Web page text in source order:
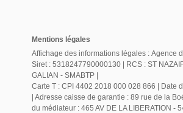
Mentions légales
Affichage des informations légales : Agence
Siret : 5318247790000130 | RCS : ST
GALIAN - SMABTP |
Carte T : CPI 4402 2018 000 028 866 | Date
| Adresse caisse de garantie : 89 rue de la
du médiateur : 465 AV DE LA LIBERATION -